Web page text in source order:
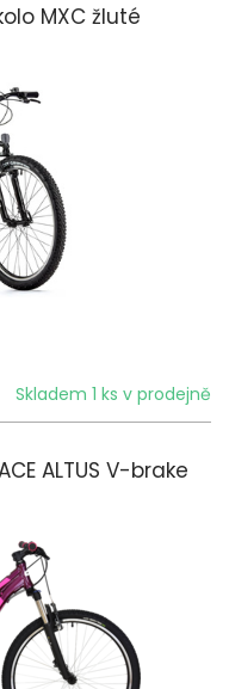
MXC žluté
Skladem 1 ks v prodejně
ALTUS V-brake